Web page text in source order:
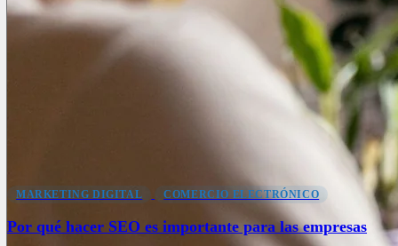
MARKETING DIGITAL COMERCIO ELECTRÓNICO
Por qué hacer SEO es importante para las empresas